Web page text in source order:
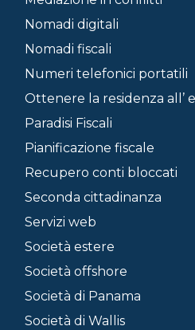
Nomadi digitali
Nomadi fiscali
Numeri telefonici portatili
Ottenere la residenza all’
Paradisi Fiscali
Pianificazione fiscale
Recupero conti bloccati
Seconda cittadinanza
Servizi web
Società estere
Società offshore
Società di Panama
Società di Wallis